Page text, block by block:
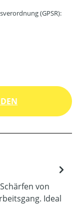
(GPSR):
von
Ideal